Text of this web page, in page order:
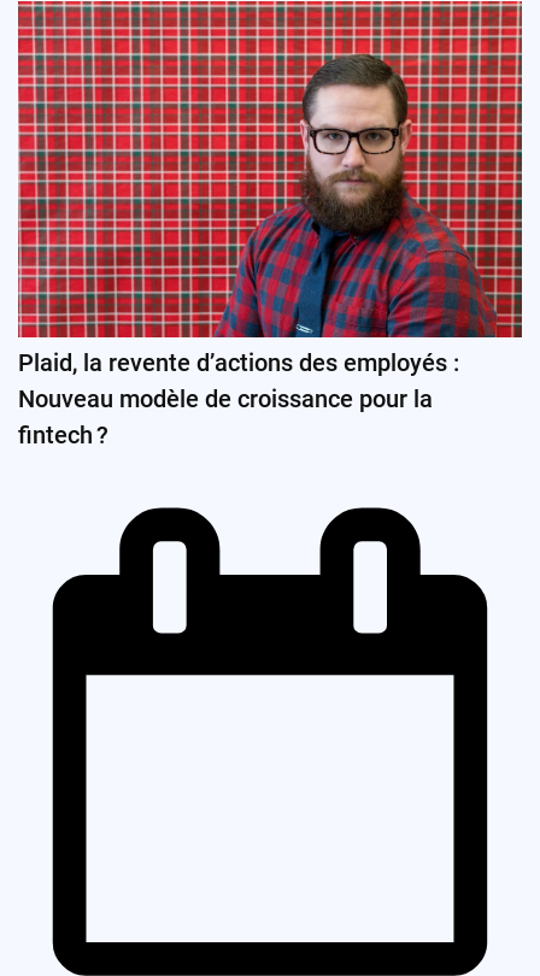
Plaid, la revente d’actions des employés :
Nouveau modèle de croissance pour la
fintech ?